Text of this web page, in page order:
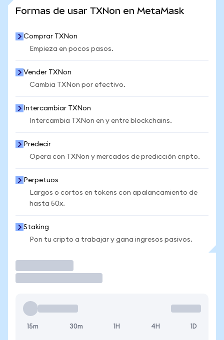
Formas de usar TXNon en MetaMask
Comprar TXNon
Empieza en pocos pasos.
Vender TXNon
Cambia TXNon por efectivo.
Intercambiar TXNon
Intercambia TXNon en y entre blockchains.
Predecir
Opera con TXNon y mercados de predicción cripto.
Perpetuos
Largos o cortos en tokens con apalancamiento de
hasta 50x.
Staking
Pon tu cripto a trabajar y gana ingresos pasivos.
15m 30m 1H 4H 1D